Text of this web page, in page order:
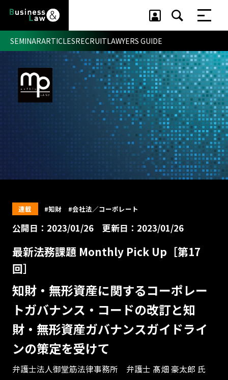
セミナー ・ 記事
セミナー
SEMINARARTICLESRECRUITLAWYERS GUIDE
連載 #知財 #会社法／コーポレート
公開日：2023/01/26更新日：2023/01/26
最新法務課題 Monthly Pick Up［第17
回］
知財・無形資産に関するコーポレー
トガバナンス・コードの改訂と知
財・無形資産ガバナンスガイドライ
ンの策定を受けて
弁護士法人御堂筋法律事務所 弁護士 髙畑 豪太郎 氏